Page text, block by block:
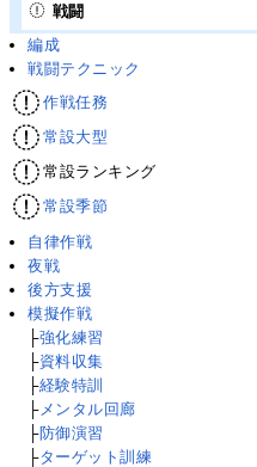
戦闘
編成
戦闘テクニック
作戦任務
常設大型
常設ランキング
常設季節
自律作戦
夜戦
後方支援
模擬作戦
├強化練習
├資料収集
├経験特訓
├メンタル回廊
├防御演習
├ターゲット訓練